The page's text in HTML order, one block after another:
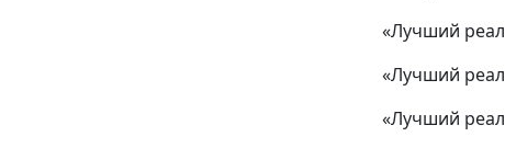
«Лучший
«Лучший
«Лучший